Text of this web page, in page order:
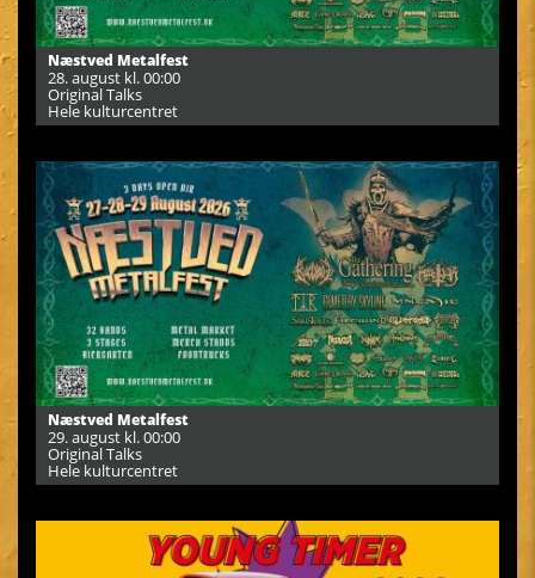
Næstved Metalfest
28. august kl. 00:00
Original Talks
Hele kulturcentret
Næstved Metalfest
29. august kl. 00:00
Original Talks
Hele kulturcentret